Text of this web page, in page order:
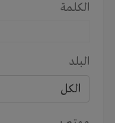
الكلمة
البلد
الكل